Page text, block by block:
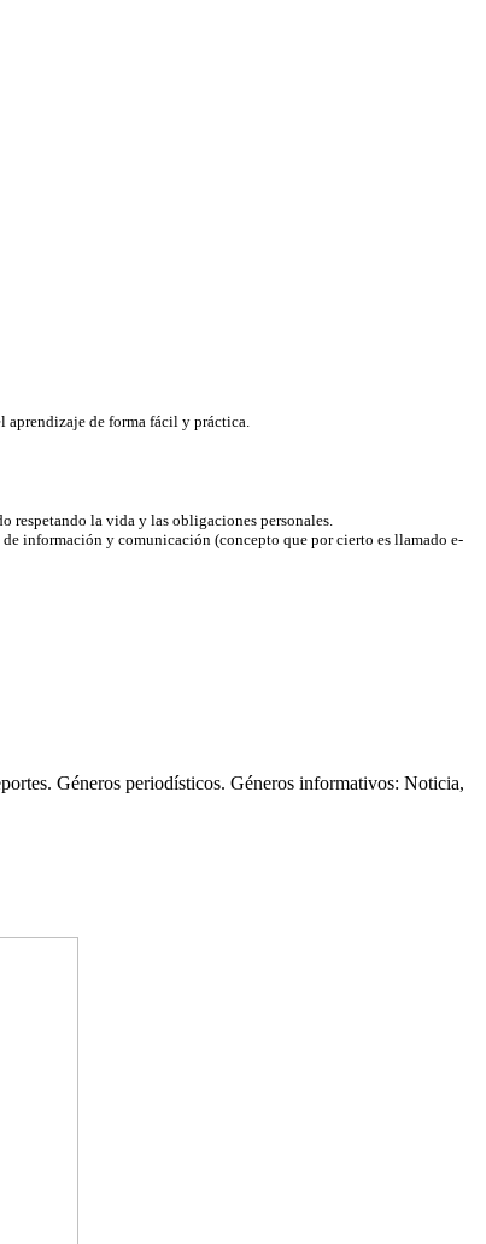
de forma fácil y práctica.
la vida y las obligaciones personales.
información y comunicación (concepto que por cierto es llamado e-
Géneros periodísticos. Géneros informativos: Noticia,